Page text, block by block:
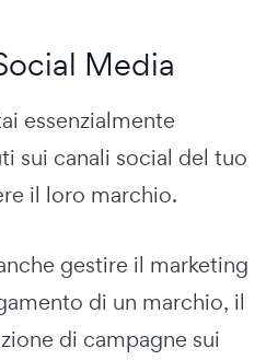
Media
essenzialmente
sui canali social del tuo
il loro marchio.
gestire il marketing
di un marchio, il
di campagne sui